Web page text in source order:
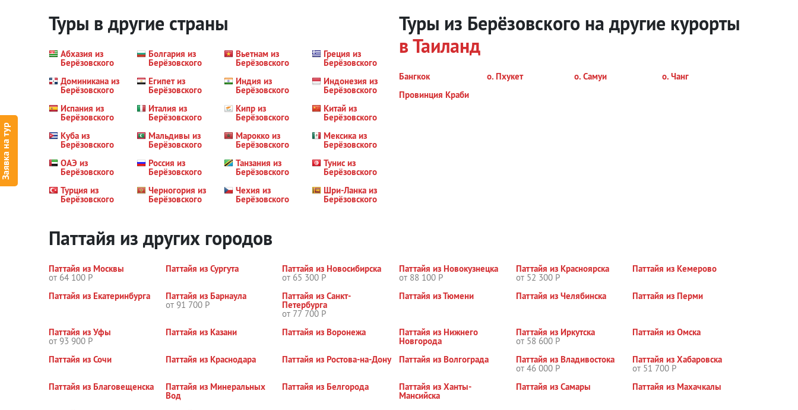
Заявка на тур
Туры в другие страны
Абхазия из
Берёзовского
Болгария из
Берёзовского
Вьетнам из
Берёзовского
Греция из
Берёзовского
Доминикана из
Берёзовского
Египет из
Берёзовского
Индия из
Берёзовского
Индонезия из
Берёзовского
Испания из
Берёзовского
Италия из
Берёзовского
Кипр из
Берёзовского
Китай из
Берёзовского
Куба из
Берёзовского
Мальдивы из
Берёзовского
Марокко из
Берёзовского
Мексика из
Берёзовского
ОАЭ из
Берёзовского
Россия из
Берёзовского
Танзания из
Берёзовского
Тунис из
Берёзовского
Турция из
Берёзовского
Черногория из
Берёзовского
Чехия из
Берёзовского
Шри-Ланка из
Берёзовского
Туры из Берёзовского на другие курорты
в Таиланд
Бангкок о. Пхукет о. Самуи
о. Чанг
Провинция Краби
Паттайя из других городов
Паттайя из Москвы
от 64 100 Р
Паттайя из Сургута Паттайя из Новосибирска
от 65 300 Р
Паттайя из Новокузнецка
от 88 100 Р
Паттайя из Красноярска
от 52 300 Р
Паттайя из Кемерово
Паттайя из Екатеринбурга Паттайя из Барнаула
от 91 700 Р
Паттайя из Санкт-
Петербурга
от 77 700 Р
Паттайя из Тюмени Паттайя из Челябинска Паттайя из Перми
Паттайя из Уфы
от 93 900 Р
Паттайя из Казани Паттайя из Воронежа Паттайя из Нижнего
Новгорода
Паттайя из Иркутска
от 58 600 Р
Паттайя из Омска
Паттайя из Сочи Паттайя из Краснодара Паттайя из Ростова-на-Дону Паттайя из Волгограда Паттайя из Владивостока
от 46 000 Р
Паттайя из Хабаровска
от 51 700 Р
Паттайя из Благовещенска
Паттайя из Минеральных
Вод
Паттайя из Белгорода Паттайя из Ханты-
Мансийска
Паттайя из Самары Паттайя из Махачкалы